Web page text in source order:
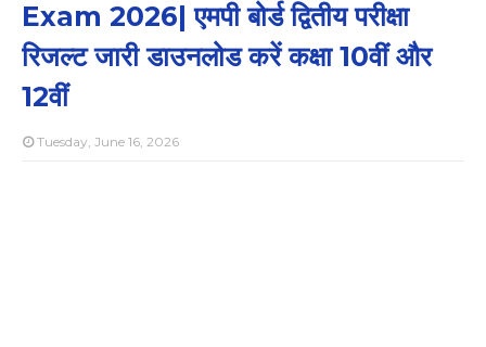
Exam 2026| एमपी बोर्ड द्वितीय परीक्षा
रिजल्ट जारी डाउनलोड करें कक्षा 10वीं और
12वीं
Tuesday, June 16, 2026